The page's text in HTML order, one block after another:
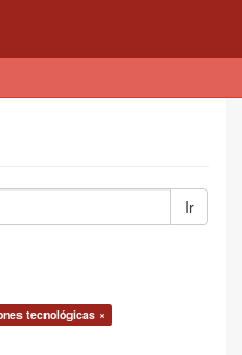
Ir
tecnológicas ×